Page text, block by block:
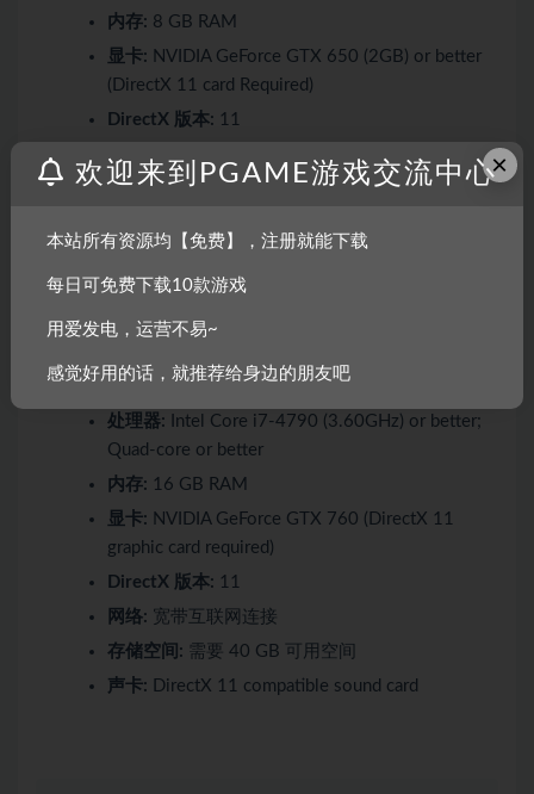
内存: 8 GB RAM
显卡: NVIDIA GeForce GTX 650 (2GB) or better
(DirectX 11 card Required)
DirectX 版本: 11
网络:
宽带互联网连接
存储空间:
需要 40 GB 可用空间
推荐配置:
操作系统: Windows 7/8/10 (64-bit OS required)
处理器: Intel Core i7-4790 (3.60GHz) or better;
Quad-core or better
内存: 16 GB RAM
显卡: NVIDIA GeForce GTX 760 (DirectX 11
graphic card required)
DirectX 版本: 11
网络: 宽带互联网连接
存储空间: 需要 40 GB 可用空间
声卡: DirectX 11 compatible sound card
×
欢迎来到PGAME游戏交流中心
本站所有资源均【免费】，注册就能下载
每日可免费下载10款游戏
用爱发电，运营不易~
感觉好用的话，就推荐给身边的朋友吧